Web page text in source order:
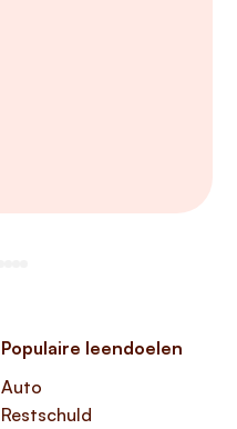
Populaire leendoelen
Auto
Restschuld